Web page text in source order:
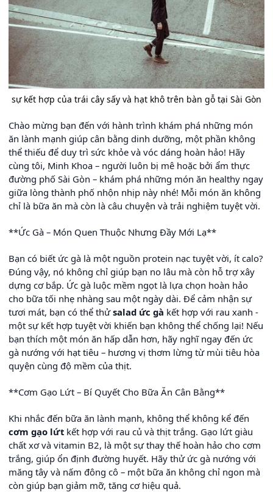
sự kết hợp của trái cây sấy và hạt khô trên bàn gỗ tại Sài Gòn
Chào mừng bạn đến với hành trình khám phá những món
ăn lành mạnh giúp cân bằng dinh dưỡng, một phần không
thể thiếu để duy trì sức khỏe và vóc dáng hoàn hảo! Hãy
cùng tôi, Minh Khoa – người luôn bị mê hoặc bởi ẩm thực
đường phố Sài Gòn – khám phá những món ăn healthy ngay
giữa lòng thành phố nhộn nhịp này nhé! Mỗi món ăn không
chỉ là bữa ăn mà còn là câu chuyện và trải nghiệm tuyệt vời.
**Ức Gà – Món Quen Thuộc Nhưng Đầy Mới Lạ**
Bạn có biết ức gà là một nguồn protein nạc tuyệt vời, ít calo?
Đúng vậy, nó không chỉ giúp bạn no lâu mà còn hỗ trợ xây
dựng cơ bắp. Ức gà luộc mềm ngọt là lựa chọn hoàn hảo
cho bữa tối nhẹ nhàng sau một ngày dài. Để cảm nhận sự
tươi mát, bạn có thể thửsalad ức gà kết hợp với rau xanh -
một sự kết hợp tuyệt vời khiến bạn không thể chống lại! Nếu
bạn thích một món ăn hấp dẫn hơn, hãy nghĩ ngay đến ức
gà nướng với hạt tiêu – hương vị thơm lừng từ mùi tiêu hòa
quyện cùng độ mềm của thịt.
**Cơm Gạo Lứt – Bí Quyết Cho Bữa Ăn Cân Bằng**
Khi nhắc đến bữa ăn lành mạnh, không thể không kể đến
cơm gạo lứt kết hợp với rau củ và thịt trắng. Gạo lứt giàu
chất xơ và vitamin B2, là một sự thay thế hoàn hảo cho cơm
trắng, giúp ổn định đường huyết. Hãy thử ức gà nướng với
măng tây và nấm đông cô – một bữa ăn không chỉ ngon mà
còn giúp bạn giảm mỡ, tăng cơ hiệu quả.